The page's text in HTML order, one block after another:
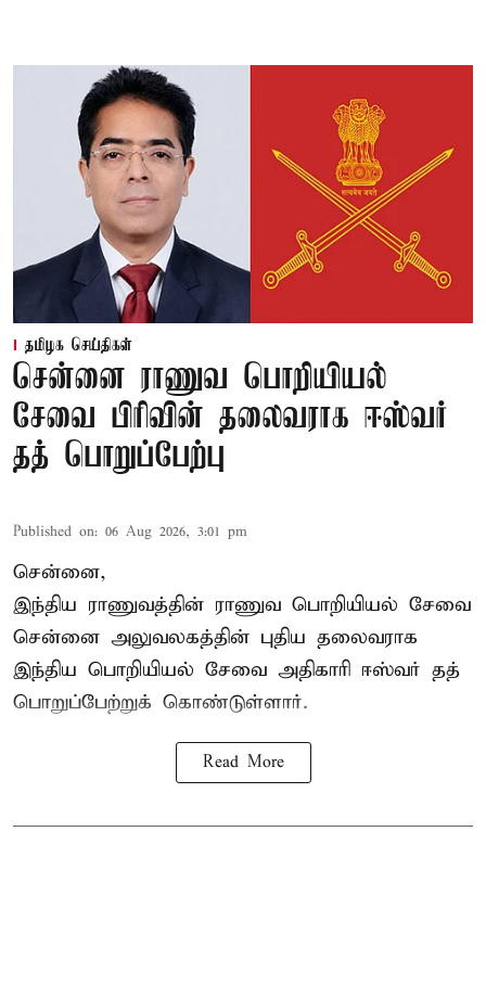
தமிழக செய்திகள்
சென்னை ராணுவ பொறியியல்
சேவை பிரிவின் தலைவராக ஈஸ்வர்
தத் பொறுப்பேற்பு
Published on: 06 Aug 2026, 3:01 pm
சென்னை,
இந்திய ராணுவத்தின் ராணுவ பொறியியல் சேவை
சென்னை அலுவலகத்தின் புதிய தலைவராக
இந்திய பொறியியல் சேவை அதிகாரி ஈஸ்வர் தத்
பொறுப்பேற்றுக் கொண்டுள்ளார்.
Read More